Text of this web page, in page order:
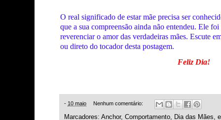
O real significado de estar mãe precisa ser
que a sua compreensão ainda não entendeu. Ele
reverenciar o amor das verdadeiras mães. Escute
ou direto do tocador desta postagem.
Feliz Dia!
- 10 maio Nenhum comentário:
Marcadores: Anchor, Comportamento Dia das Mães